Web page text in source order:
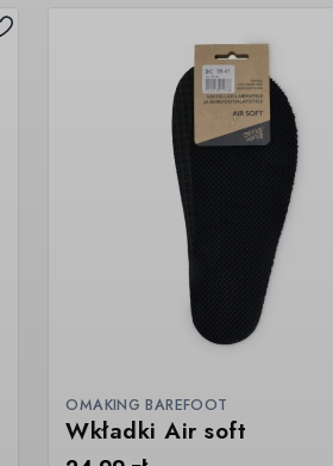
OMAKING BAREFOOT
Wkładki Air soft